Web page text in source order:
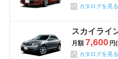
カタログを見る
スカイライ
月額 7,600 円
カタログを見る